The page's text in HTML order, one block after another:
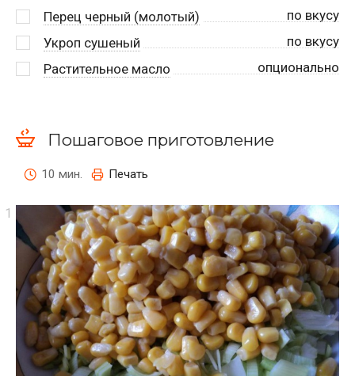
Перец черный (молотый)
по вкусу
Укроп сушеный
по вкусу
Растительное масло
опционально
Пошаговое приготовление
10 мин. Печать